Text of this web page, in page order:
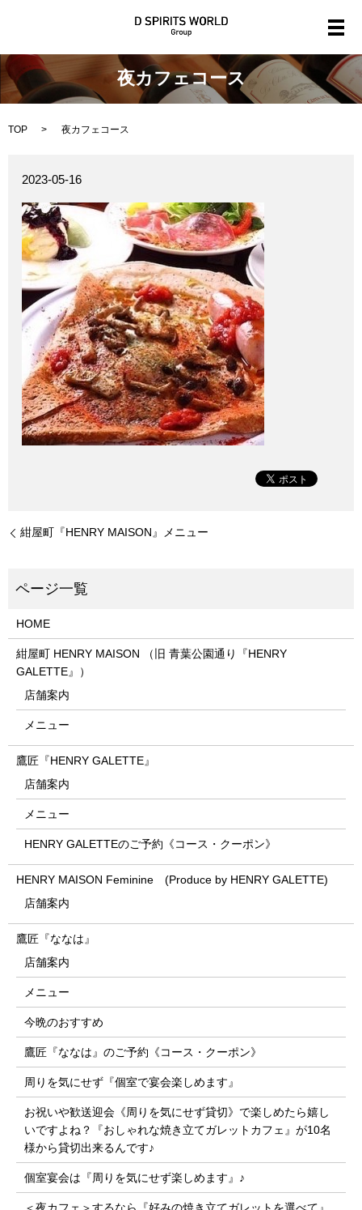
メ
夜カフェコース
TOP 夜カフェコース
2023-05-16
紺屋町『HENRY MAISON』メニュー
HOME
紺屋町 HENRY MAISON （旧 青葉公園通り『HENRY
GALETTE』）
店舗案内
メニュー
鷹匠『HENRY GALETTE』
店舗案内
メニュー
HENRY GALETTEのご予約《コース・クーポン》
HENRY MAISON Feminine (Produce by HENRY GALETTE)
店舗案内
鷹匠『ななは』
店舗案内
メニュー
今晩のおすすめ
鷹匠『ななは』のご予約《コース・クーポン》
周りを気にせず『個室で宴会楽しめます』
お祝いや歓送迎会《周りを気にせず貸切》で楽しめたら嬉し
いですよね？『おしゃれな焼き立てガレットカフェ』が10名
様から貸切出来るんです♪
個室宴会は『周りを気にせず楽しめます』♪
＜夜カフェ＞するなら『好みの焼き立てガレットを選べて』